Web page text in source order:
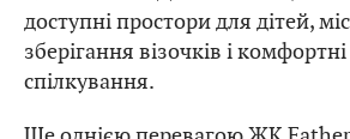
доступні простори для дітей,
зберігання візочків і
спілкування.